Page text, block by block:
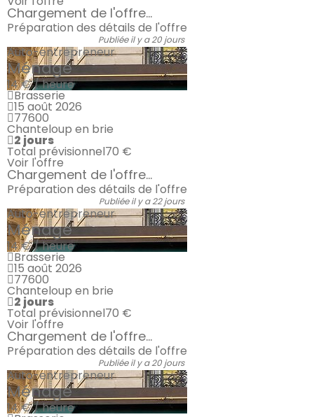
Chargement de l'offre...
Préparation des détails de l'offre
Publiée il y a 20 jours
Auto-entrepreneur
Ménage
14 € / heure
Brasserie
15 août 2026
77600
Chanteloup en brie
2 jours
Total prévisionnel70 €
Voir l'offre
Chargement de l'offre...
Préparation des détails de l'offre
Publiée il y a 22 jours
Auto-entrepreneur
Ménage
14 € / heure
Brasserie
15 août 2026
77600
Chanteloup en brie
2 jours
Total prévisionnel70 €
Voir l'offre
Chargement de l'offre...
Préparation des détails de l'offre
Publiée il y a 20 jours
Auto-entrepreneur
Ménage
14 € / heure